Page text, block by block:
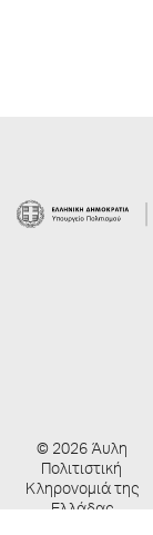
© 2026 Άυλη
Πολιτιστική
Κληρονομιά της
Ελλάδας